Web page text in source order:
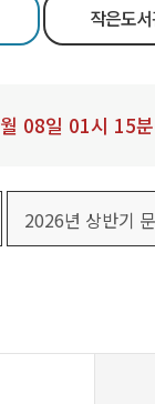
작은도
월 08일 01시 15분
2026년 상반기